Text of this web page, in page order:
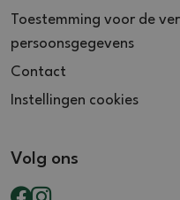
Toestemming voor de
persoonsgegevens
Contact
Instellingen cookies
Volg ons